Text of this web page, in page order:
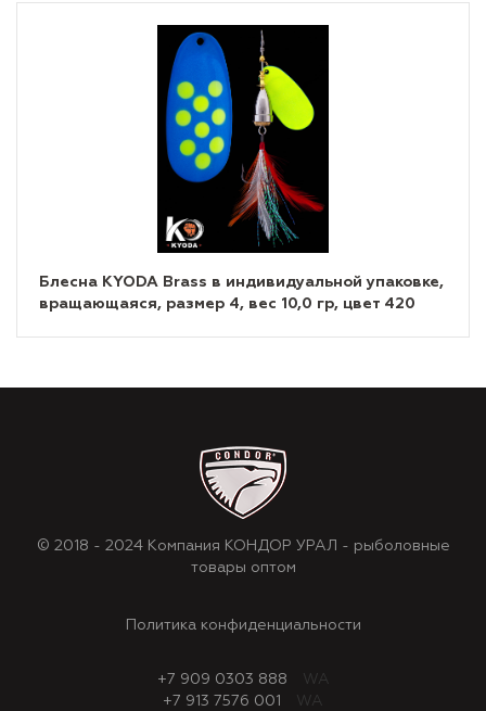
Блесна KYODA Brass в индивидуальной упаковке,
вращающаяся, размер 4, вес 10,0 гр, цвет 420
© 2018 - 2024 Компания КОНДОР УРАЛ - рыболовные
товары оптом
Политика конфиденциальности
+7 909 0303 888
WA
+7 913 7576 001
WA